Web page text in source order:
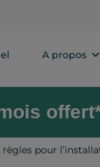
A propos
pour